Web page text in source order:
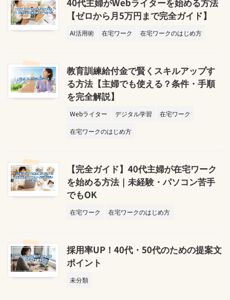
【ゼロから月5万円まで完全ガイド】
AI活用術 在宅ワーク 在宅ワークのはじめ方
教育訓練給付金で賢くスキルアップす
る方法【主婦でも使える？条件・手順
を完全解説】
Webライター デジタル学習
在宅ワーク
在宅ワークのはじめ方
【完全ガイド】40代主婦が在宅ワーク
を始める方法｜未経験・パソコン苦手
でもOK
在宅ワーク 在宅ワークのはじめ方
採用率UP！40代・50代のための提案文
ポイント
未分類